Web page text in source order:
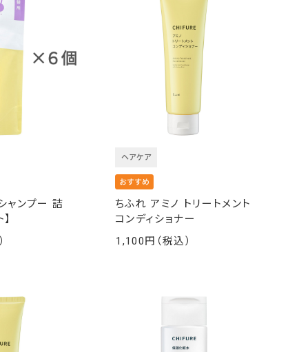
ャンプー 詰
ちふれ アミノ トリートメント
コンディショナー
ヘアケア
1,100